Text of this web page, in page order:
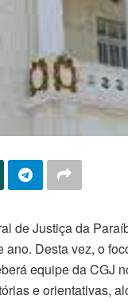
de Justiça da
ano. Desta vez, o
equipe da CGJ
e orientativas,